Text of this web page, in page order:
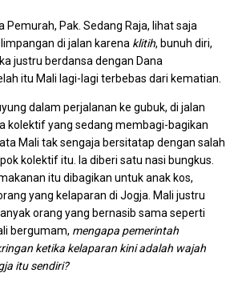
Pemurah, Pak. Sedang Raja, lihat saja
di jalan karena klitih, bunuh diri,
justru berdansa dengan Dana
itu Mali lagi-lagi terbebas dari kematian.
dalam perjalanan ke gubuk, di jalan
kolektif yang sedang membagi-bagikan
Mali tak sengaja bersitatap dengan salah
kolektif itu. Ia diberi satu nasi bungkus.
itu dibagikan untuk anak kos,
yang kelaparan di Jogja. Mali justru
orang yang bernasib sama seperti
bergumam, mengapa pemerintah
ketika kelaparan kini adalah wajah
itu sendiri?